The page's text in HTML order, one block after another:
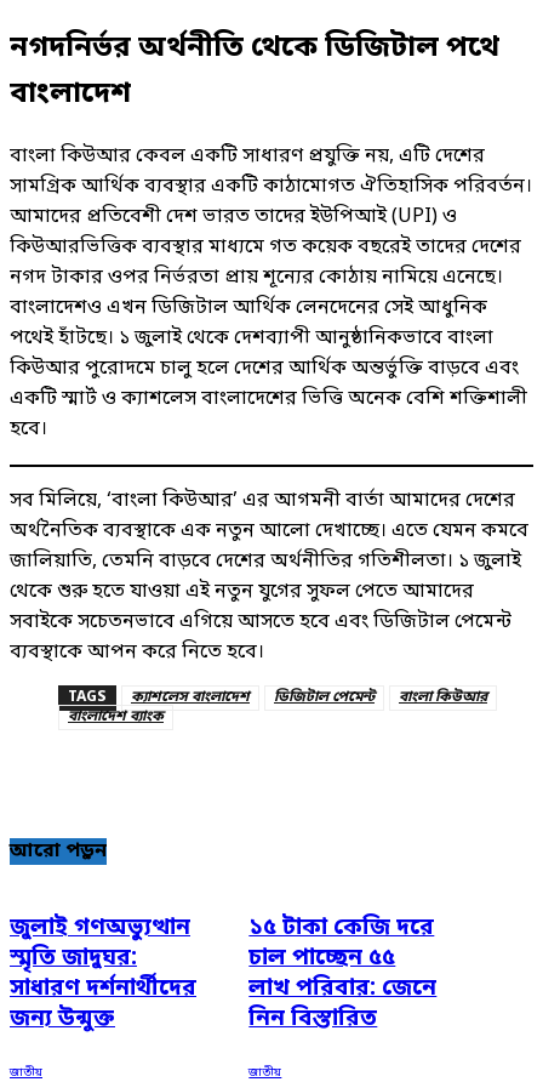
নগদনির্ভর অর্থনীতি থেকে ডিজিটাল পথে
বাংলাদেশ
বাংলা কিউআর কেবল একটি সাধারণ প্রযুক্তি নয়, এটি দেশের
সামগ্রিক আর্থিক ব্যবস্থার একটি কাঠামোগত ঐতিহাসিক পরিবর্তন।
আমাদের প্রতিবেশী দেশ ভারত তাদের ইউপিআই (UPI) ও
কিউআরভিত্তিক ব্যবস্থার মাধ্যমে গত কয়েক বছরেই তাদের দেশের
নগদ টাকার ওপর নির্ভরতা প্রায় শূন্যের কোঠায় নামিয়ে এনেছে।
বাংলাদেশও এখন ডিজিটাল আর্থিক লেনদেনের সেই আধুনিক
পথেই হাঁটছে। ১ জুলাই থেকে দেশব্যাপী আনুষ্ঠানিকভাবে বাংলা
কিউআর পুরোদমে চালু হলে দেশের আর্থিক অন্তর্ভুক্তি বাড়বে এবং
একটি স্মার্ট ও ক্যাশলেস বাংলাদেশের ভিত্তি অনেক বেশি শক্তিশালী
হবে।
সব মিলিয়ে, ‘বাংলা কিউআর’ এর আগমনী বার্তা আমাদের দেশের
অর্থনৈতিক ব্যবস্থাকে এক নতুন আলো দেখাচ্ছে। এতে যেমন কমবে
জালিয়াতি, তেমনি বাড়বে দেশের অর্থনীতির গতিশীলতা। ১ জুলাই
থেকে শুরু হতে যাওয়া এই নতুন যুগের সুফল পেতে আমাদের
সবাইকে সচেতনভাবে এগিয়ে আসতে হবে এবং ডিজিটাল পেমেন্ট
ব্যবস্থাকে আপন করে নিতে হবে।
TAGS ক্যাশলেস বাংলাদেশ ডিজিটাল পেমেন্ট
বাংলা কিউআর
বাংলাদেশ ব্যাংক
আরো পড়ুন
জুলাই গণঅভ্যুত্থান
স্মৃতি জাদুঘর:
সাধারণ দর্শনার্থীদের
জন্য উন্মুক্ত
জাতীয়
১৫ টাকা কেজি দরে
চাল পাচ্ছেন ৫৫
লাখ পরিবার: জেনে
নিন বিস্তারিত
জাতীয়